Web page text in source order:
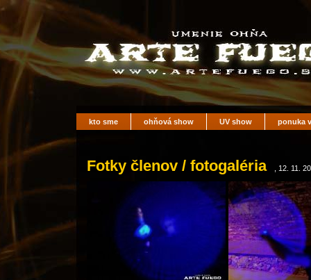
kto sme ohňová show UV show ponuka
Fotky členov / fotogaléria , 12. 11.